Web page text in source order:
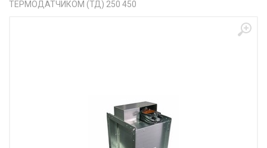
ТЕРМОДАТЧИКОМ (ТД) 250 450